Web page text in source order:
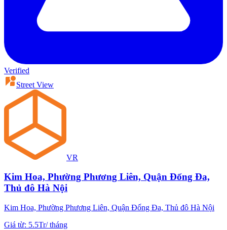
Verified
Street View
VR
Kim Hoa, Phường Phương Liên, Quận Đống Đa,
Thủ đô Hà Nội
Kim Hoa, Phường Phương Liên, Quận Đống Đa, Thủ đô Hà Nội
Giá từ: 5.5Tr/tháng